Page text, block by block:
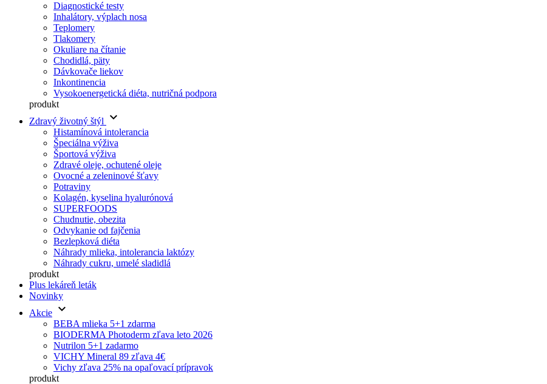
Diagnostické testy
Inhalátory, výplach nosa
Teplomery
Tlakomery
Okuliare na čítanie
Chodidlá, päty
Dávkovače liekov
Inkontinencia
Vysokoenergetická diéta, nutričná podpora
produkt
Zdravý životný štýl
keyboard_arrow_down
Histamínová intolerancia
Špeciálna výživa
Športová výživa
Zdravé oleje, ochutené oleje
Ovocné a zeleninové šťavy
Potraviny
Kolagén, kyselina hyalurónová
SUPERFOODS
Chudnutie, obezita
Odvykanie od fajčenia
Bezlepková diéta
Náhrady mlieka, intolerancia laktózy
Náhrady cukru, umelé sladidlá
produkt
Plus lekáreň leták
Novinky
Akcie keyboard_arrow_down
BEBA mlieka 5+1 zdarma
BIODERMA Photoderm zľava leto 2026
Nutrilon 5+1 zadarmo
VICHY Mineral 89 zľava 4€
Vichy zľava 25% na opaľovací prípravok
produkt